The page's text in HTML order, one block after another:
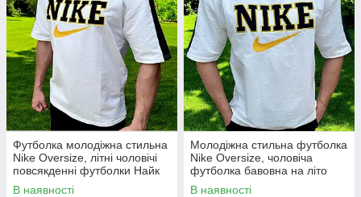
Футболка молодіжна стильна
Nike Oversize, літні чоловічі
повсякденні футболки Найк
В наявності
Молодіжна стильна футболка
Nike Oversize, чоловіча
футболка бавовна на літо
В наявності